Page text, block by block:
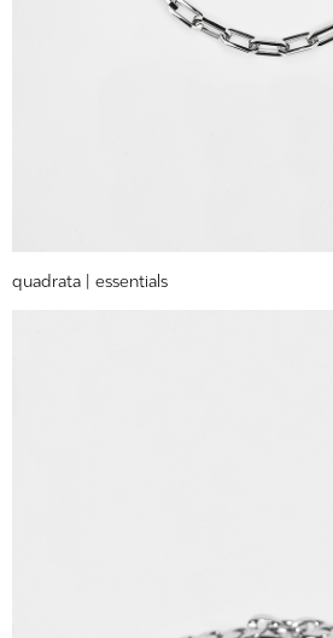
quadrata | essentials